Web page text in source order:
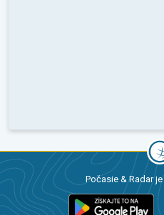
Počasie & Radar